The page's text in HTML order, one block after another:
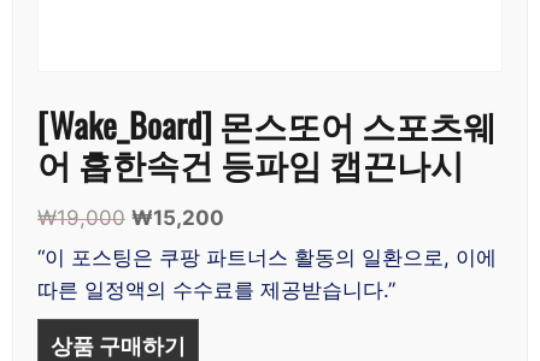
[Wake_Board] 몬스또어 스포츠웨
어 흡한속건 등파임 캡끈나시
₩19,000 원
래
가
격:
₩19,000.
₩15,200
재
가
격:
“이 포스팅은 쿠팡 파트너스 활동의 일환으로, 이에
따른 일정액의 수수료를 제공받습니다.”
상품 구매하기